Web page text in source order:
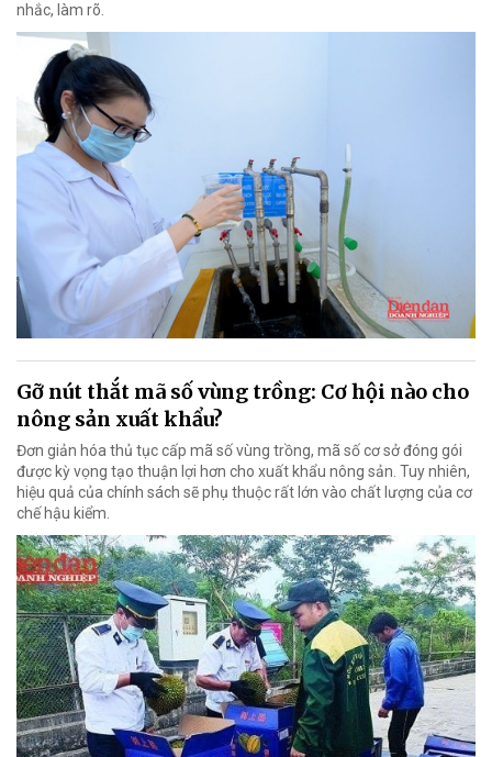
nhắc, làm rõ.
Gỡ nút thắt mã số vùng trồng: Cơ hội nào cho
nông sản xuất khẩu?
Đơn giản hóa thủ tục cấp mã số vùng trồng, mã số cơ sở đóng gói
được kỳ vọng tạo thuận lợi hơn cho xuất khẩu nông sản. Tuy nhiên,
hiệu quả của chính sách sẽ phụ thuộc rất lớn vào chất lượng của cơ
chế hậu kiểm.